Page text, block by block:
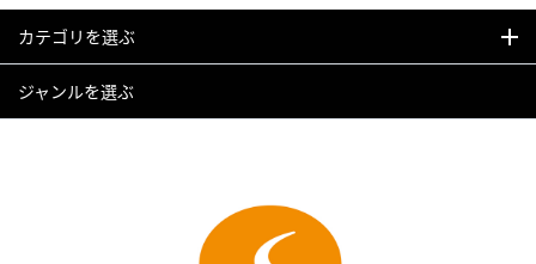
カテゴリを選ぶ
ジャンルを選ぶ